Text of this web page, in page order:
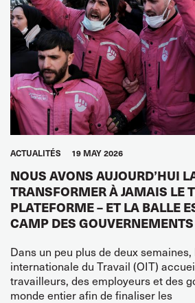
ACTUALITÉS 19 MAY 2026
NOUS AVONS AUJOURD’HUI
TRANSFORMER À JAMAIS LE
PLATEFORME – ET LA BALLE
CAMP DES GOUVERNEMENTS
Dans un peu plus de deux semaines,
internationale du Travail (OIT)
travailleurs, des employeurs et des
monde entier afin de finaliser les